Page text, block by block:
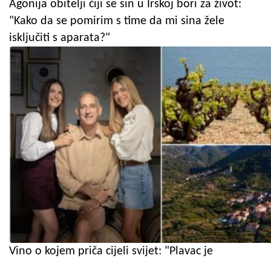
Agonija obitelji čiji se sin u Irskoj bori za život:
"Kako da se pomirim s time da mi sina žele
isključiti s aparata?"
Vino o kojem priča cijeli svijet: "Plavac je